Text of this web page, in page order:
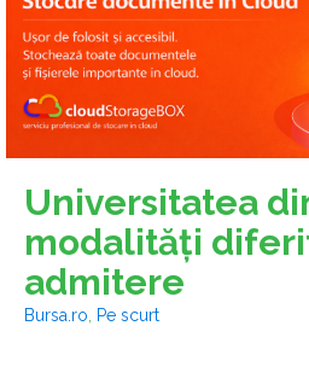
Universitatea
modalităţi
admitere
Bursa.ro
Pe scurt